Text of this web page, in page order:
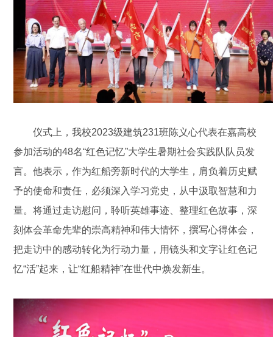
仪式上，我校2023级建筑231班陈义心代表在嘉高校
参加活动的48名“红色记忆”大学生暑期社会实践队队员发
言。他表示，作为红船旁新时代的大学生，肩负着历史赋
予的使命和责任，必须深入学习党史，从中汲取智慧和力
量。将通过走访慰问，聆听英雄事迹、整理红色故事，深
刻体会革命先辈的崇高精神和伟大情怀，撰写心得体会，
把走访中的感动转化为行动力量，用镜头和文字让红色记
忆“活”起来，让“红船精神”在世代中焕发新生。